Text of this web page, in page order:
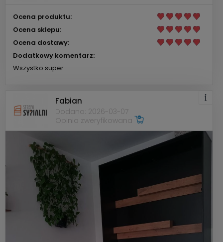
Ocena produktu:
Ocena sklepu:
Ocena dostawy:
Dodatkowy komentarz:
Wszystko super
Fabian
Dodano: 2026-03-07
Opinia zweryfikowana